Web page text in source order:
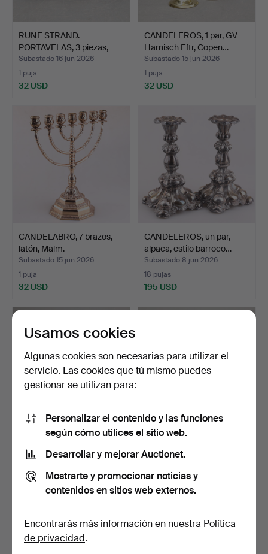
RUNE STRAND.
PORTAVELAS, 3 piezas,
vidrio/…
Subastado 16 jun 2026
1 puja
32 USD
CANDELEROS, 1 par, GV
Harnisch Eftr, Copen…
Subastado 15 jun 2026
1 puja
32 USD
CANDELABRO, 7 brazos,
latón, Malm.
Subastado 15 jun 2026
1 puja
32 USD
CANDELEROS, un par,
alpaca, estilo barroco…
Subastado 8 jun 2026
18 pujas
195 USD
CANDELEROS, 3 piezas,
LATÓN, Skultuna.
Subastado 5 jun 2026
16 pujas
126 USD
CANDELEROS, un par,
latón.
1 puja
32 USD
Usamos cookies
Algunas cookies son necesarias para utilizar el
servicio. Las cookies que tú mismo puedes
gestionar se utilizan para:
Personalizar el contenido y las funciones
según cómo utilices el sitio web.
Desarrollar y mejorar Auctionet.
Mostrarte y promocionar noticias y
contenidos en sitios web externos.
Encontrarás más información en nuestra Política
de privacidad.